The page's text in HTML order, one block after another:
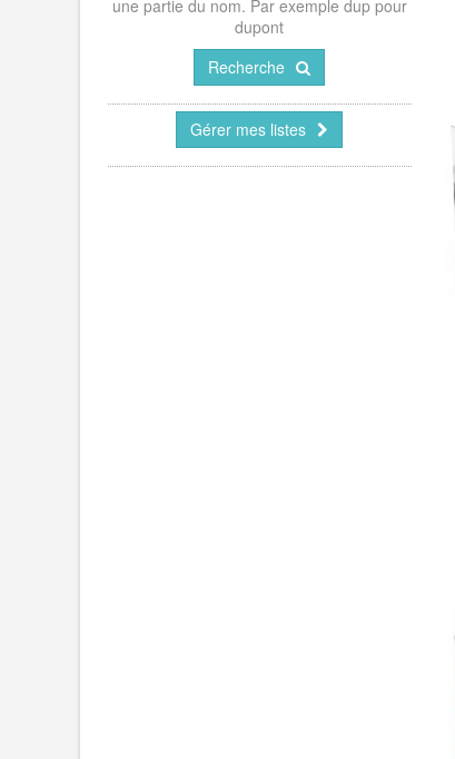
Recherche
Gérer mes listes